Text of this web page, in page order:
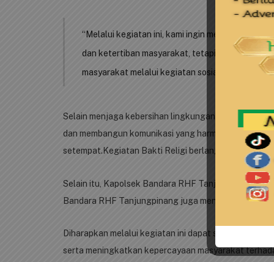
“Melalui kegiatan ini, kami ingin menunjukkan
dan ketertiban masyarakat, tetapi juga hadir
masyarakat melalui kegiatan sosial dan
Selain menjaga kebersihan lingkungan rumah
dan membangun komunikasi yang harmonis antara
setempat.Kegiatan Bakti Religi berlangsung dengan
Selain itu, Kapolsek Bandara RHF Tanjungpinang
Bandara RHF Tanjungpinang juga menyerahkan
Diharapkan melalui kegiatan ini dapat semakin
serta meningkatkan kepercayaan masyarakat